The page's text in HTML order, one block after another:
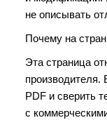
не описывать
Почему на
Эта страница
производителя.
PDF и сверить
с